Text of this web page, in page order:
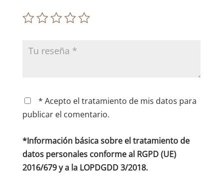
* Acepto el tratamiento de mis datos para
publicar el comentario.
*Información básica sobre el tratamiento de
datos personales conforme al RGPD (UE)
2016/679 y a la LOPDGDD 3/2018.